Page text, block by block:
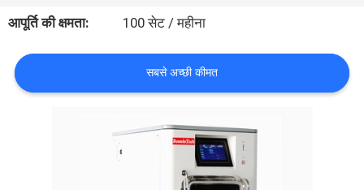
संपर्क
करें
आपूर्ति की क्षमता:
100 सेट / महीना
सबसे अच्छी कीमत